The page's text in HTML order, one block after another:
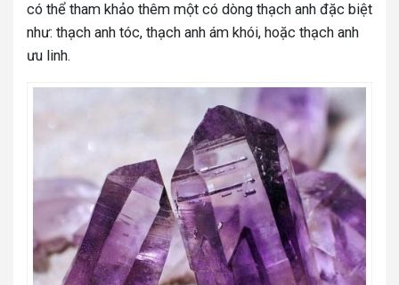
có thể tham khảo thêm một có dòng thạch anh đặc biệt
như: thạch anh tóc, thạch anh ám khói, hoặc thạch anh
ưu linh.